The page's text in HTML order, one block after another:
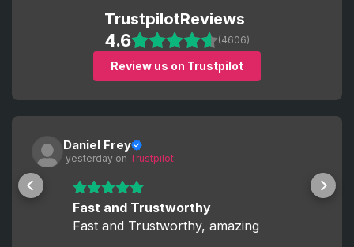
TrustpilotReviews
4.6 (4606)
Review us on Trustpilot
Daniel Frey
yesterday on Trustpilot
Fast and Trustworthy
Fast and Trustworthy, amazing